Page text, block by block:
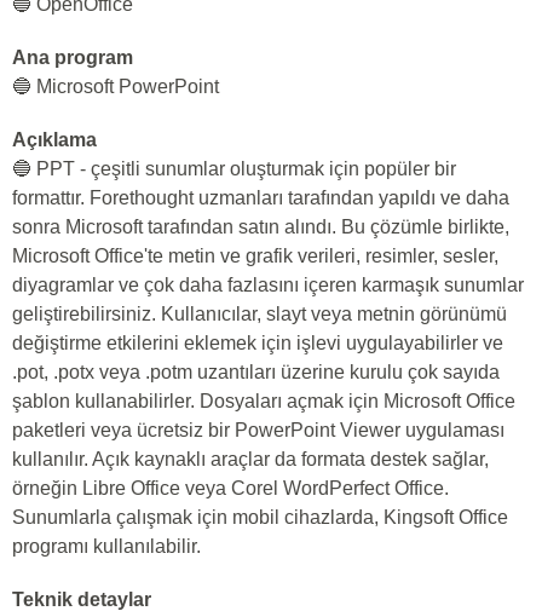
🔵 OpenOffice
Ana program
🔵 Microsoft PowerPoint
Açıklama
🔵 PPT - çeşitli sunumlar oluşturmak için popüler bir
formattır. Forethought uzmanları tarafından yapıldı ve daha
sonra Microsoft tarafından satın alındı. Bu çözümle birlikte,
Microsoft Office'te metin ve grafik verileri, resimler, sesler,
diyagramlar ve çok daha fazlasını içeren karmaşık sunumlar
geliştirebilirsiniz. Kullanıcılar, slayt veya metnin görünümü
değiştirme etkilerini eklemek için işlevi uygulayabilirler ve
.pot, .potx veya .potm uzantıları üzerine kurulu çok sayıda
şablon kullanabilirler. Dosyaları açmak için Microsoft Office
paketleri veya ücretsiz bir PowerPoint Viewer uygulaması
kullanılır. Açık kaynaklı araçlar da formata destek sağlar,
örneğin Libre Office veya Corel WordPerfect Office.
Sunumlarla çalışmak için mobil cihazlarda, Kingsoft Office
programı kullanılabilir.
Teknik detaylar